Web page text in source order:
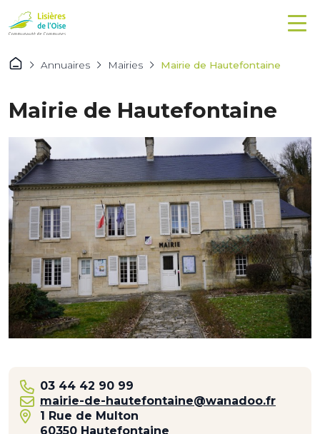
Annuaires Mairies Mairie de Hautefontaine
Mairie de Hautefontaine
03 44 42 90 99
mairie-de-hautefontaine@wanadoo.fr
1 Rue de Multon
60350 Hautefontaine